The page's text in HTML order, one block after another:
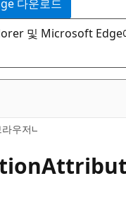
다운로드
및 Microsoft Edge
우저